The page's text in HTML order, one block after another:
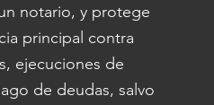
notario, y protege
principal contra
ejecuciones de
de deudas, salvo